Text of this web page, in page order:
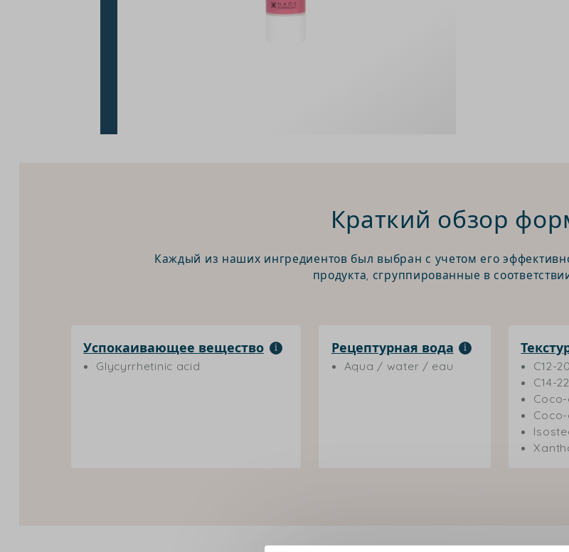
Краткий обзор
Каждый из наших ингредиентов был выбран с учетом его
продукта, сгруппированные в
Успокаивающее вещество
Glycyrrhetinic acid
Рецептурная вода
Aqua / water / eau
C12-
C14-